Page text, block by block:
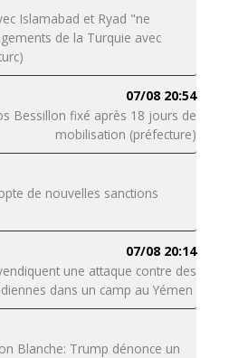
Islamabad et Ryad "ne
de la Turquie avec
07/08 20:54
Bessillon fixé après 18 jours de
mobilisation (préfecture)
de nouvelles sanctions
07/08 20:14
une attaque contre des
dans un camp au Yémen
Blanche: Trump dénonce un